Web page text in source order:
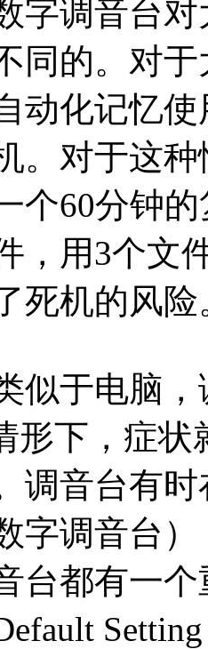
字调音台
同的。对
动化记忆
。对于这
个60分钟
，用3个文
死机的风险
似于电脑
形下，症
调音台有
字调音台
台都有一